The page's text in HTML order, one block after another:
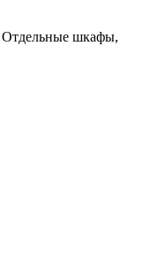
Отдельные шкафы,